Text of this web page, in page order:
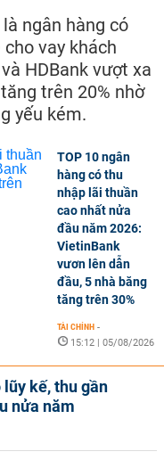
ngân hàng có
vay khách
HDBank vượt xa
trên 20% nhờ
yếu kém.
TOP 10 ngân
hàng có thu
nhập lãi thuần
cao nhất nửa
đầu năm 2026:
VietinBank
vươn lên dẫn
đầu, 5 nhà băng
tăng trên 30%
TÀI CHÍNH -
15:12 | 05/08/2026
lũy kế, thu gần
nửa năm